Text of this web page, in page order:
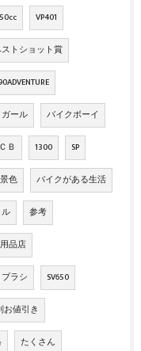
VP401
トショット賞
ール バイクボーイ
ＣＢ 1300 SP
色 バイクがある生活
参考
品店
ブラシ SV650
お値引き
たくさん